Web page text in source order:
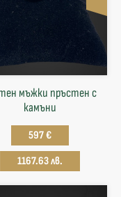
мъжки пръстен с
камъни
597 €
1167.63 лв.